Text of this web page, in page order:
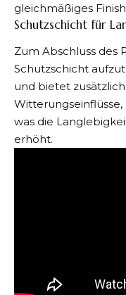
gleichmäßiges
Schutzschicht für
Zum Abschluss des
Schutzschicht
und bietet
was die
erhöht.